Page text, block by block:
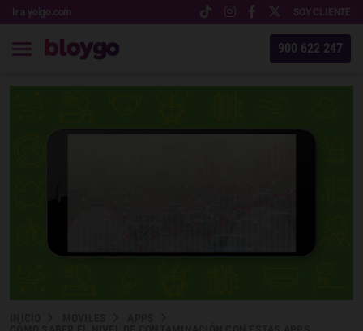
Ir a yoigo.com SOY CLIENTE
900 622 247